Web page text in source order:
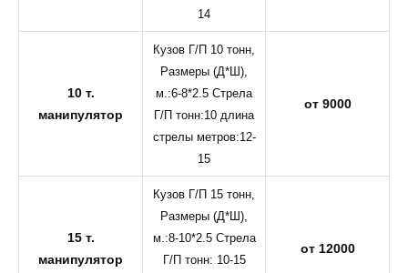
14
10 т.
манипулятор
Кузов Г/П 10 тонн,
Размеры (Д*Ш),
м.:6-8*2.5 Стрела
Г/П тонн:10 длина
стрелы метров:12-
15
от 9000
15 т.
манипулятор
Кузов Г/П 15 тонн,
Размеры (Д*Ш),
м.:8-10*2.5 Стрела
Г/П тонн: 10-15
от 12000